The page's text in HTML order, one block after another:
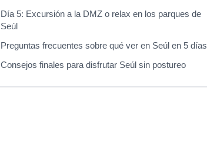
Día 5: Excursión a la DMZ o relax en los parques de
Seúl
Preguntas frecuentes sobre qué ver en Seúl en 5 días
Consejos finales para disfrutar Seúl sin postureo